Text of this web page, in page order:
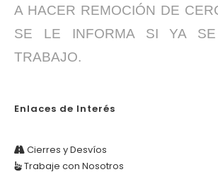
A HACER REMOCIÓN DE
SE LE INFORMA SI YA
TRABAJO.
Enlaces de Interés
Cierres y Desvíos
Trabaje con Nosotros